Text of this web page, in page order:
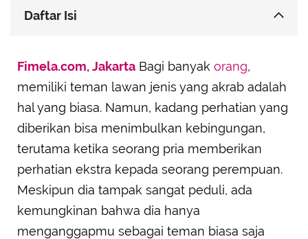
Daftar Isi
Dia Menceritakan Kehidupan Cintanya tanpa
Ragu
Tidak Ada Gestur Romantis
Dia Mengajakmu Bergaul dengan Teman-Teman
Pria Lainnya
Dia Tidak Cemburu ketika Kamu Dekat dengan
Pria Lain
Pembicaraan Kalian Tetap Ringan dan Umum
Dia Menghargai Ruang Pribadinya
Fimela.com, Jakarta Bagi banyak orang,
memiliki teman lawan jenis yang akrab adalah
hal yang biasa. Namun, kadang perhatian yang
diberikan bisa menimbulkan kebingungan,
terutama ketika seorang pria memberikan
perhatian ekstra kepada seorang perempuan.
Meskipun dia tampak sangat peduli, ada
kemungkinan bahwa dia hanya
menganggapmu sebagai teman biasa saja